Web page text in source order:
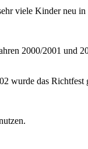
viele Kinder neu in
2000/2001 und
wurde das Richtfest